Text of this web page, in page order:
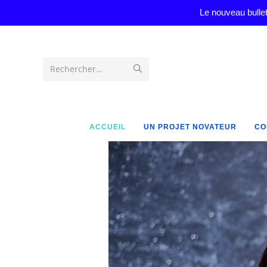
Le nouveau
Rechercher…
ACCUEIL UN PROJET NOVATEUR